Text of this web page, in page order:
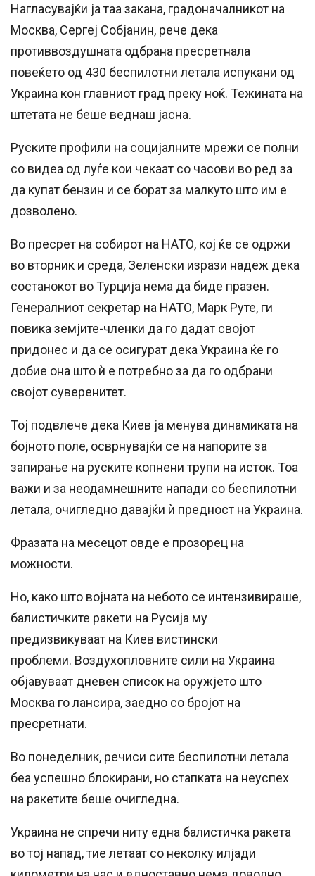
Нагласувајќи ја таа закана, градоначалникот на
Москва, Сергеј Собјанин, рече дека
противвоздушната одбрана пресретнала
повеќето од 430 беспилотни летала испукани од
Украина кон главниот град преку ноќ. Тежината на
штетата не беше веднаш јасна.
Руските профили на социјалните мрежи се полни
со видеа од луѓе кои чекаат со часови во ред за
да купат бензин и се борат за малкуто што им е
дозволено.
Во пресрет на собирот на НАТО, кој ќе се одржи
во вторник и среда, Зеленски изрази надеж дека
состанокот во Турција нема да биде празен.
Генералниот секретар на НАТО, Марк Руте, ги
повика земјите-членки да го дадат својот
придонес и да се осигурат дека Украина ќе го
добие она што ѝ е потребно за да го одбрани
својот суверенитет.
Тој подвлече дека Киев ја менува динамиката на
бојното поле, осврнувајќи се на напорите за
запирање на руските копнени трупи на исток. Тоа
важи и за неодамнешните напади со беспилотни
летала, очигледно давајќи ѝ предност на Украина.
Фразата на месецот овде е прозорец на
можности.
Но, како што војната на небото се интензивираше,
балистичките ракети на Русија му
предизвикуваат на Киев вистински
проблеми. Воздухопловните сили на Украина
објавуваат дневен список на оружјето што
Москва го лансира, заедно со бројот на
пресретнати.
Во понеделник, речиси сите беспилотни летала
беа успешно блокирани, но стапката на неуспех
на ракетите беше очигледна.
Украина не спречи ниту една балистичка ракета
во тој напад, тие летаат со неколку илјади